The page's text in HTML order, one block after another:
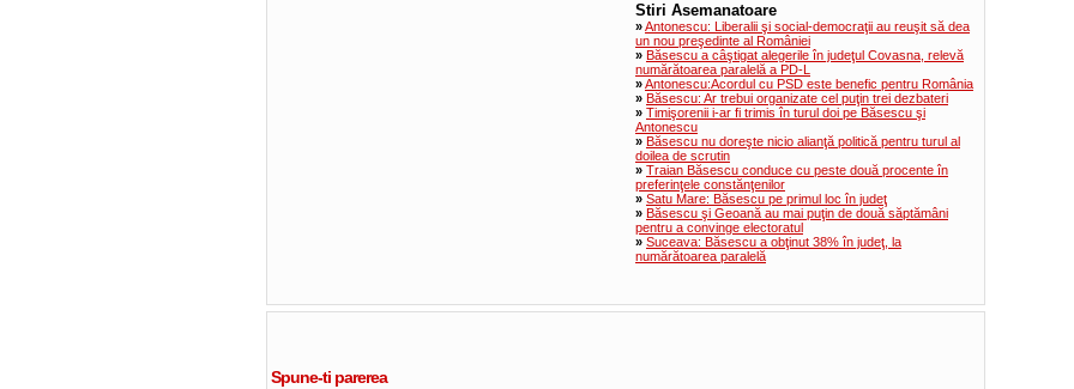
Stiri Asemanatoare
»Antonescu: Liberalii şi social-democraţii au reuşit să dea
un nou preşedinte al României
» Băsescu a câştigat alegerile în judeţul Covasna, relevă
numărătoarea paralelă a PD-L
»Antonescu:Acordul cu PSD este benefic pentru România
» Băsescu: Ar trebui organizate cel puţin trei dezbateri
» Timişorenii i-ar fi trimis în turul doi pe Băsescu şi
Antonescu
» Băsescu nu doreşte nicio alianţă politică pentru turul al
doilea de scrutin
» Traian Băsescu conduce cu peste două procente în
preferinţele constănţenilor
» Satu Mare: Băsescu pe primul loc în judeţ
» Băsescu şi Geoană au mai puţin de două săptămâni
pentru a convinge electoratul
» Suceava: Băsescu a obţinut 38% în judeţ, la
numărătoarea paralelă
Spune-ti parerea